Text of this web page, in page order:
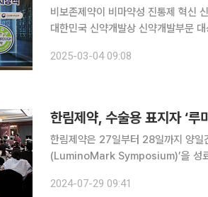
비보존제약이 비마약성 진통제 혁
대한민국 신약개발상 신약개발부문 대상을 받았다고 4
연구개발 의욕을 고취하고 고부가가
2025-03-04 09:08
한림제약, 수술용 표지자 ‘루
한림제약은 27일부터 28일까지 양일
(LuminoMark Symposium)’을 성료했다고 29일 밝혔다.
2024-07-29 09:41